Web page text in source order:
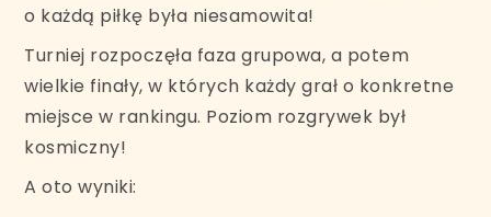
o każdą piłkę była niesamowita!
Turniej rozpoczęła faza grupowa, a potem
wielkie finały, w których każdy grał o konkretne
miejsce w rankingu. Poziom rozgrywek był
kosmiczny!
A oto wyniki: